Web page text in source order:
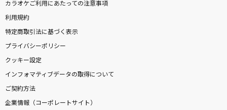
カラオケご利用にあたっての注意事項
利用規約
特定商取引法に基づく表示
プライバシーポリシー
クッキー設定
インフォマティブデータの取得について
ご契約方法
企業情報（コーポレートサイト）